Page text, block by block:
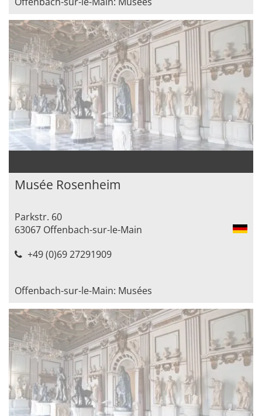
Musée Rosenheim
Parkstr. 60
63067 Offenbach-sur-le-Main
+49 (0)69 27291909
Offenbach-sur-le-Main: Musées